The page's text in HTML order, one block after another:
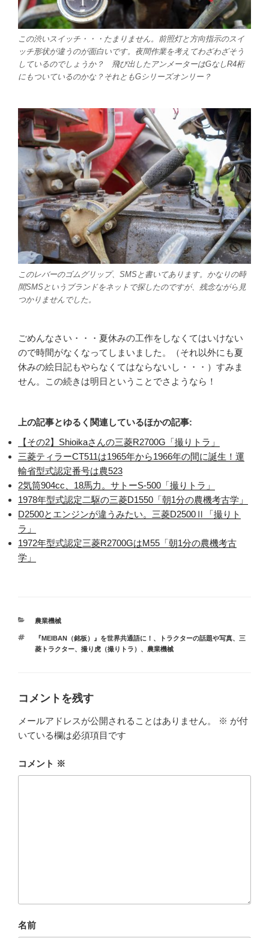
この渋いスイッチ・・・たまりません。前照灯と方向指示のスイ
ッチ形状が違うのが面白いです。夜間作業を考えてわざわざそう
しているのでしょうか？ 飛び出したアンメーターはGなしR4桁
にもついているのかな？それともGシリーズオンリー？
このレバーのゴムグリップ、SMSと書いてあります。かなりの時
間SMSというブランドをネットで探したのですが、残念ながら見
つかりませんでした。
ごめんなさい・・・夏休みの工作をしなくてはいけない
ので時間がなくなってしまいました。（それ以外にも夏
休みの絵日記もやらなくてはならないし・・・）すみま
せん。この続きは明日ということでさようなら！
上の記事とゆるく関連しているほかの記事:
【その2】Shioikaさんの三菱R2700G「撮りトラ」
三菱ティラーCT511は1965年から1966年の間に誕生！運
輸省型式認定番号は農523
2気筒904cc、18馬力。サトーS-500「撮りトラ」
1978年型式認定二駆の三菱D1550「朝1分の農機考古学」
D2500とエンジンが違うみたい。三菱D2500Ⅱ「撮りト
ラ」
1972年型式認定三菱R2700GはM55「朝1分の農機考古
学」
カ
リ
農業機械
タ
グ
『MEIBAN（銘板）』を世界共通語に！ 、 トラクターの話題や写真、
三
菱トラクター、 撮り虎（撮りトラ） 、 農業機械
コメントを残す
メールアドレスが公開されることはありません。 ※ が付
いている欄は必須項目です
コメント ※
名前